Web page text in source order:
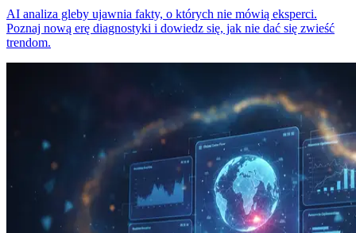
AI analiza gleby ujawnia fakty, o których nie mówią eksperci.
Poznaj nową erę diagnostyki i dowiedz się, jak nie dać się zwieść
trendom.